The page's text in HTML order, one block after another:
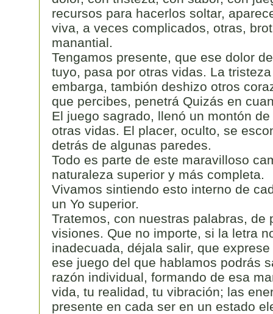
recursos para hacerlos soltar,
viva, a veces complicados, otras,
manantial.
Tengamos presente, que ese dolor
tuyo, pasa por otras vidas. La
embarga, tambión deshizo otros
que percibes, penetrá Quizás en
El juego sagrado, llenó un montón
otras vidas. El placer, oculto, se
detrás de algunas paredes.
Todo es parte de este maravilloso
naturaleza superior y más completa.
Vivamos sintiendo esto interno de
un Yo superior.
Tratemos, con nuestras palabras, de
visiones. Que no importe, si la letra
inadecuada, déjala salir, que
ese juego del que hablamos podrás
razón individual, formando de esa
vida, tu realidad, tu vibración; las
presente en cada ser en un estado